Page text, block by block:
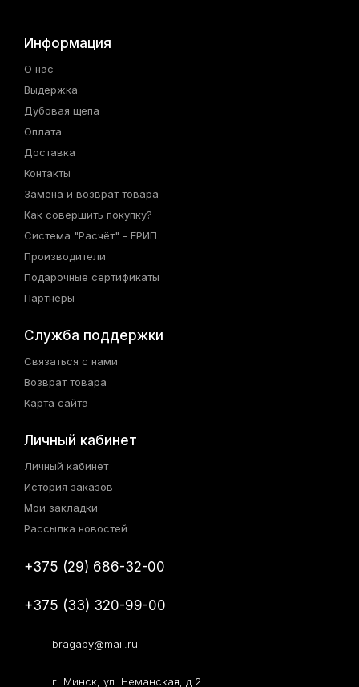
Информация
О нас
Выдержка
Дубовая щепа
Оплата
Доставка
Контакты
Замена и возврат товара
Как совершить покупку?
Система "Расчёт" - ЕРИП
Производители
Подарочные сертификаты
Партнёры
Служба поддержки
Связаться с нами
Возврат товара
Карта сайта
Личный кабинет
Личный кабинет
История заказов
Мои закладки
Рассылка новостей
+375 (29) 686-32-00
+375 (33) 320-99-00
bragaby@mail.ru
г. Минск, ул. Неманская, д.2